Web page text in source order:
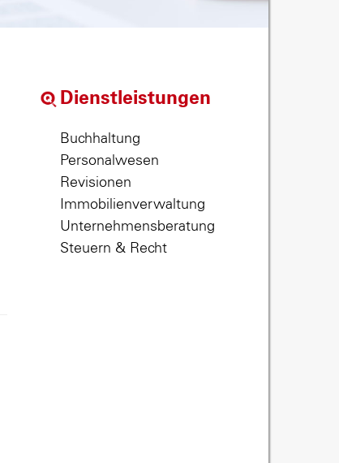
Dienstleistungen
Buchhaltung
Personalwesen
Revisionen
Immobilienverwaltung
Unternehmensberatung
Steuern & Recht